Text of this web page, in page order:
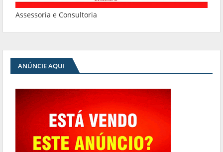
Assessoria e Consultoria
ANÚNCIE AQUI